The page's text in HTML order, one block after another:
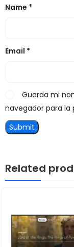
Name *
Email *
Guarda mi
navegador para la
Related